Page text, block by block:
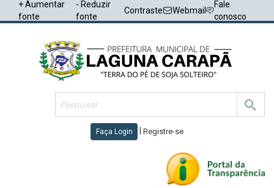
+ Aumentar
fonte
- Reduzir
fonte
Contraste Webmail
Fale
conosco
Faça Login Registre-se